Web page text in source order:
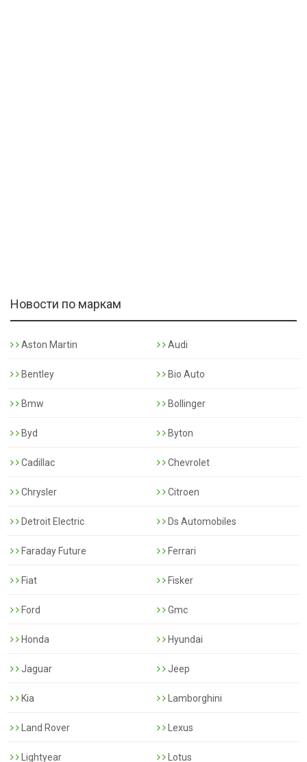
Новости по маркам
Aston Martin Audi
Bentley Bio Auto
Bmw Bollinger
Byd Byton
Cadillac Chevrolet
Chrysler Citroen
Detroit Electric Ds Automobiles
Faraday Future Ferrari
Fiat Fisker
Ford Gmc
Honda Hyundai
Jaguar Jeep
Kia Lamborghini
Land Rover Lexus
Lightyear Lotus